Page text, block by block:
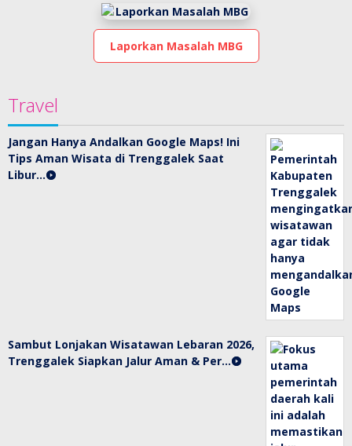
Laporkan Masalah MBG
Travel
Jangan Hanya Andalkan Google Maps! Ini
Tips Aman Wisata di Trenggalek Saat
Libur…
Sambut Lonjakan Wisatawan Lebaran 2026,
Trenggalek Siapkan Jalur Aman & Per…